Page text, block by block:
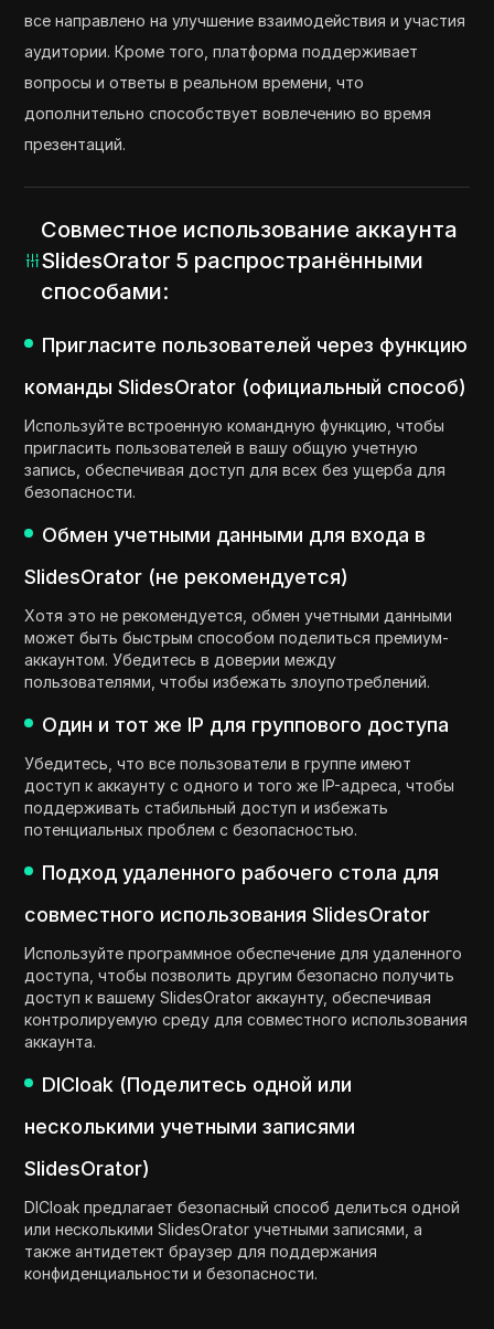
все направлено на улучшение взаимодействия и участия
аудитории. Кроме того, платформа поддерживает
вопросы и ответы в реальном времени, что
дополнительно способствует вовлечению во время
презентаций.
Совместное использование аккаунта
SlidesOrator 5 распространёнными
способами:
Пригласите пользователей через функцию
команды SlidesOrator (официальный способ)
Используйте встроенную командную функцию, чтобы
пригласить пользователей в вашу общую учетную
запись, обеспечивая доступ для всех без ущерба для
безопасности.
Обмен учетными данными для входа в
SlidesOrator (не рекомендуется)
Хотя это не рекомендуется, обмен учетными данными
может быть быстрым способом поделиться премиум-
аккаунтом. Убедитесь в доверии между
пользователями, чтобы избежать злоупотреблений.
Один и тот же IP для группового доступа
Убедитесь, что все пользователи в группе имеют
доступ к аккаунту с одного и того же IP-адреса, чтобы
поддерживать стабильный доступ и избежать
потенциальных проблем с безопасностью.
Подход удаленного рабочего стола для
совместного использования SlidesOrator
Используйте программное обеспечение для удаленного
доступа, чтобы позволить другим безопасно получить
доступ к вашему SlidesOrator аккаунту, обеспечивая
контролируемую среду для совместного использования
аккаунта.
DICloak (Поделитесь одной или
несколькими учетными записями
SlidesOrator)
DICloak предлагает безопасный способ делиться одной
или несколькими SlidesOrator учетными записями, а
также антидетект браузер для поддержания
конфиденциальности и безопасности.